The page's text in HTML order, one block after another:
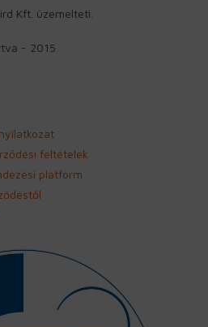
Kft. üzemelteti.
- 2015
feltételek
platform